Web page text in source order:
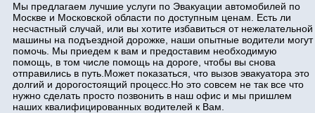
Мы предлагаем лучшие услуги по Эвакуации автомобилей по
Москве и Московской области по доступным ценам. Есть ли
несчастный случай, или вы хотите избавиться от нежелательной
машины на подъездной дорожке, наши опытные водители могут
помочь. Мы приедем к вам и предоставим необходимую
помощь, в том числе помощь на дороге, чтобы вы снова
отправились в путь.Может показаться, что вызов эвакуатора это
долгий и дорогостоящий процесс.Но это совсем не так все что
нужно сделать просто позвонить в наш офис и мы пришлем
наших квалифицированных водителей к Вам.